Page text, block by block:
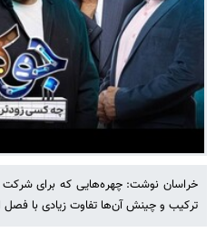
خراسان نوشت: چهره‌هایی که برای
ترکیب و چینش آن‌ها تفاوت زیادی با فصل